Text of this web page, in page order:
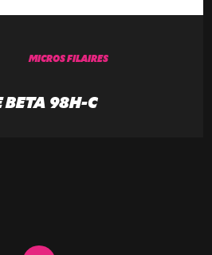
MICROS FILAIRES
BETA 98H-C